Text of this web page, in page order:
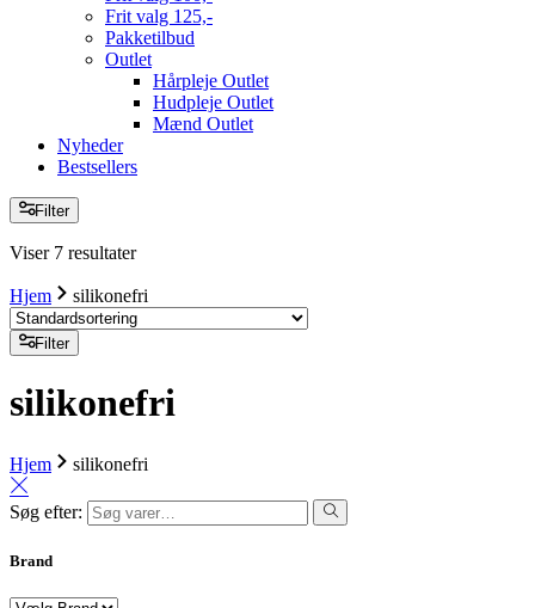
Frit valg 125,-
Pakketilbud
Outlet
Hårpleje Outlet
Hudpleje Outlet
Mænd Outlet
Nyheder
Bestsellers
Filter
Viser 7 resultater
Hjem silikonefri
Filter
silikonefri
Hjem silikonefri
Søg efter:
Brand